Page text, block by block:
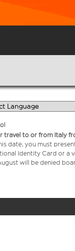
travel to or from Italy
date, you must
Identity Card or a
will be denied